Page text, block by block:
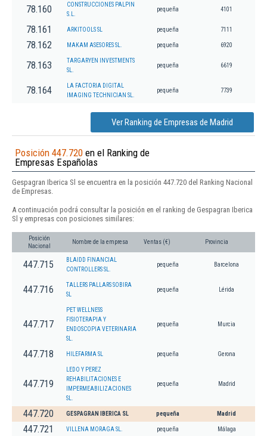
78.160
CONSTRUCCIONES PALPIN
S.L.
pequeña 4101
78.161 ARKITOOLS SL pequeña 7111
78.162 MAKAM ASESORES SL. pequeña 6920
78.163
TARGARYEN INVESTMENTS
SL.
pequeña 6619
78.164
LA FACTORIA DIGITAL
IMAGING TECHNICIAN SL.
pequeña 7739
Ver Ranking de Empresas de Madrid
Posición 447.720 en el Ranking de
Empresas Españolas
Gespagran Iberica Sl se encuentra en la posición 447.720 del Ranking Nacional
de Empresas.
A continuación podrá consultar la posición en el ranking de Gespagran Iberica
Sl y empresas con posiciones similares:
Posición
Nacional
Nombre de la empresa Ventas (€) Provincia
447.715
BLAIDD FINANCIAL
CONTROLLERS SL.
pequeña Barcelona
447.716
TALLERS PALLARS SOBIRA
SL
pequeña Lérida
447.717
PET WELLNESS
FISIOTERAPIA Y
ENDOSCOPIA VETERINARIA
SL.
pequeña Murcia
447.718 HILEFARMA SL pequeña Gerona
447.719
LEDO Y PEREZ
REHABILITACIONES E
IMPERMEABILIZACIONES
SL.
pequeña Madrid
447.720 GESPAGRAN IBERICA SL pequeña Madrid
447.721 VILLENA MORAGA SL. pequeña Málaga